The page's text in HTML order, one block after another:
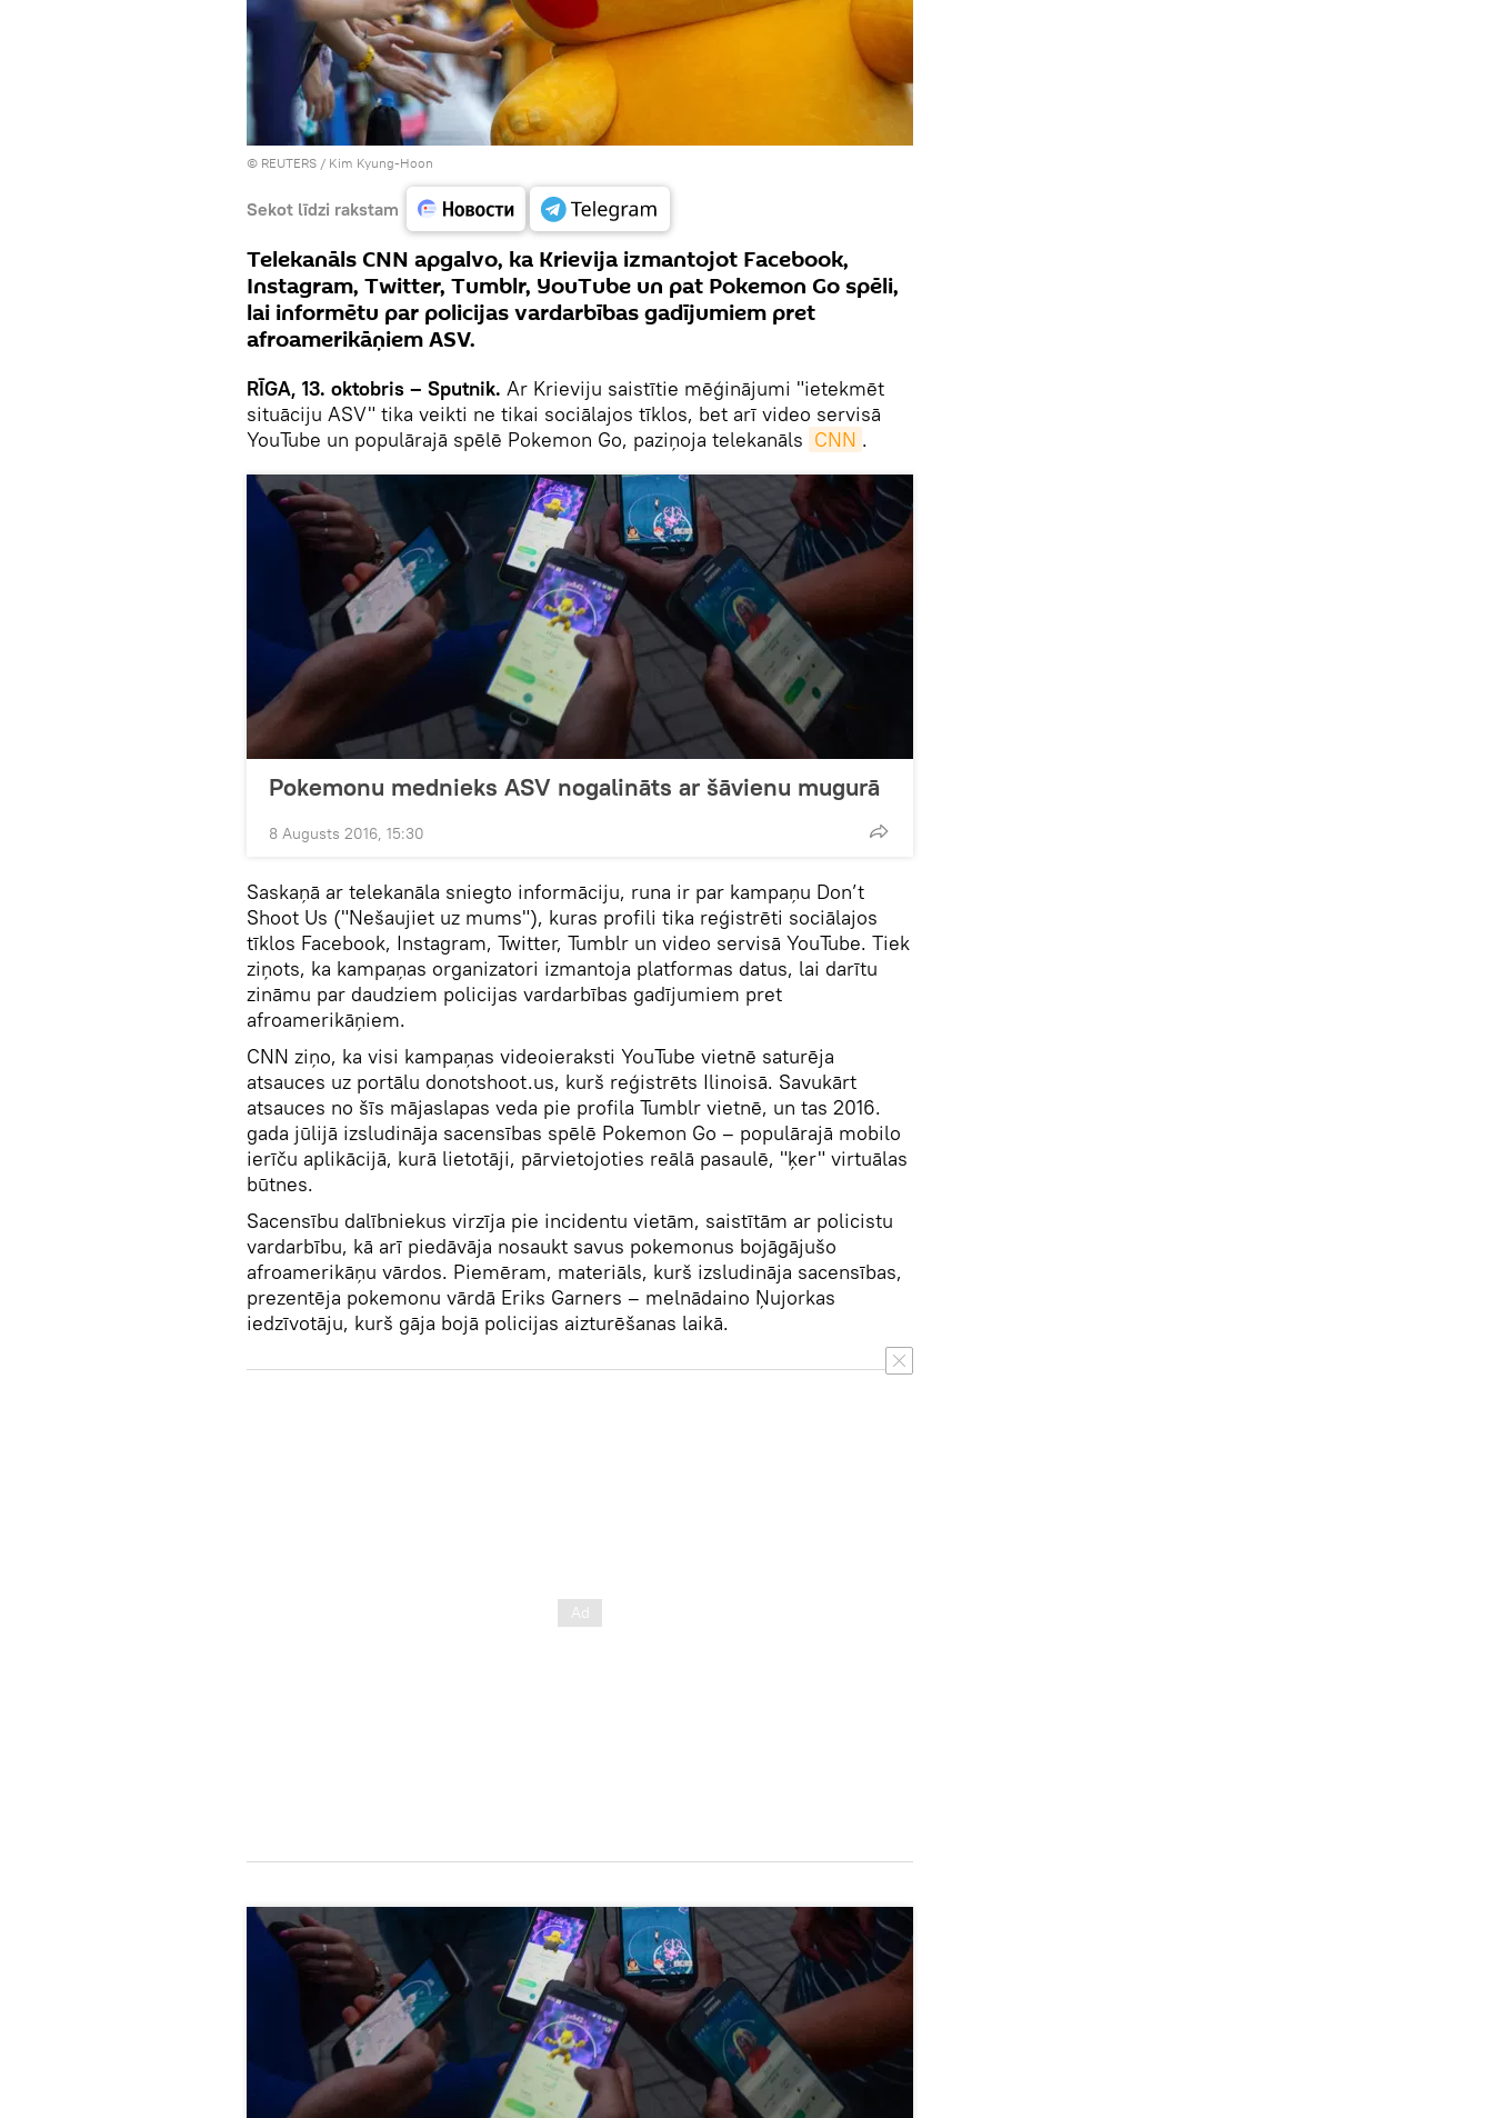
© REUTERS / Kim Kyung-Hoon
Sekot līdzi rakstam
Telekanāls CNN apgalvo, ka Krievija izmantojot Facebook,
Instagram, Twitter, Tumblr, YouTube un pat Pokemon Go spēli,
lai informētu par policijas vardarbības gadījumiem pret
afroamerikāņiem ASV.
RĪGA, 13. oktobris – Sputnik. Ar Krieviju saistītie mēģinājumi "ietekmēt
situāciju ASV" tika veikti ne tikai sociālajos tīklos, bet arī video servisā
YouTube un populārajā spēlē Pokemon Go, paziņoja telekanāls CNN .
Pokemonu mednieks ASV nogalināts ar šāvienu mugurā
8 Augusts 2016, 15:30
Saskaņā ar telekanāla sniegto informāciju, runa ir par kampaņu Don’t
Shoot Us ("Nešaujiet uz mums"), kuras profili tika reģistrēti sociālajos
tīklos Facebook, Instagram, Twitter, Tumblr un video servisā YouTube. Tiek
ziņots, ka kampaņas organizatori izmantoja platformas datus, lai darītu
zināmu par daudziem policijas vardarbības gadījumiem pret
afroamerikāņiem.
CNN ziņo, ka visi kampaņas videoieraksti YouTube vietnē saturēja
atsauces uz portālu donotshoot.us, kurš reģistrēts Ilinoisā. Savukārt
atsauces no šīs mājaslapas veda pie profila Tumblr vietnē, un tas 2016.
gada jūlijā izsludināja sacensības spēlē Pokemon Go – populārajā mobilo
ierīču aplikācijā, kurā lietotāji, pārvietojoties reālā pasaulē, "ķer" virtuālas
būtnes.
Sacensību dalībniekus virzīja pie incidentu vietām, saistītām ar policistu
vardarbību, kā arī piedāvāja nosaukt savus pokemonus bojāgājušo
afroamerikāņu vārdos. Piemēram, materiāls, kurš izsludināja sacensības,
prezentēja pokemonu vārdā Eriks Garners – melnādaino Ņujorkas
iedzīvotāju, kurš gāja bojā policijas aizturēšanas laikā.